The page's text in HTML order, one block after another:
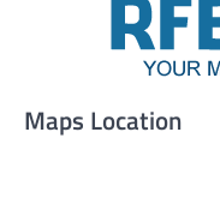
Maps Location